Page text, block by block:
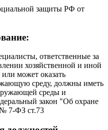
защиты РФ от
ответственные за
хозяйственной и иной
или может оказать
среду, должны иметь
среды и
закон "Об охране
7-ФЗ ст.73